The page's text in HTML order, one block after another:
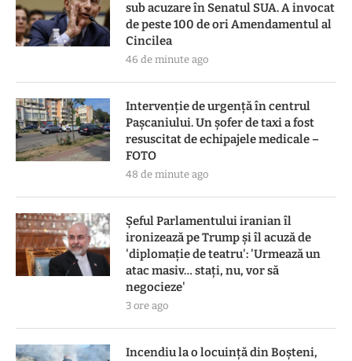
sub acuzare în Senatul SUA. A invocat
de peste 100 de ori Amendamentul al
Cincilea
46 de minute ago
Intervenție de urgență în centrul
Pașcaniului. Un șofer de taxi a fost
resuscitat de echipajele medicale –
FOTO
48 de minute ago
Șeful Parlamentului iranian îl
ironizează pe Trump și îl acuză de
'diplomație de teatru': 'Urmează un
atac masiv… stați, nu, vor să
negocieze'
3 ore ago
Incendiu la o locuință din Boșteni,